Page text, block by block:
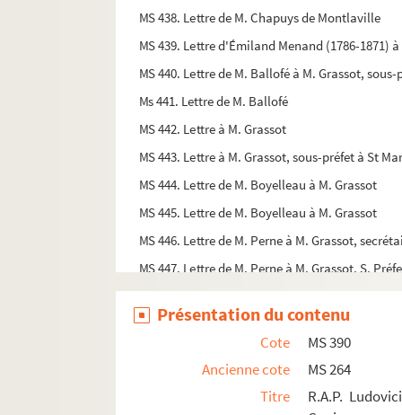
MS 438. Lettre de M. Chapuys de Montlaville
MS 439. Lettre d'Émiland Menand (1786-
MS 440. Lettre de M. Ballofé à M. Grassot,
Ms 441. Lettre de M. Ballofé
MS 442. Lettre à M. Grassot
MS 443. Lettre à M. Grassot, sous-préfet à St
MS 444. Lettre de M. Boyelleau à M. Grassot
MS 445. Lettre de M. Boyelleau à M. Grassot
MS 446. Lettre de M. Perne à M. Grassot,
MS 447. Lettre de M. Perne à M. Grassot, S.
MS 448. Lettre de M. Brunet-Denon à M.
MS 449. Lettre de M. Brunet-Denon à M.
MS 450. Lettre de Charles Boysset, à Chalon S.
MS 451. Lettre de M. Daron maire de Chalon
MS 452. Lettre d'Henri Boutelier (1808-1881) à
Présentation du contenu
Cote
MS 390
Ancienne cote
MS 264
Titre
R.A.P.